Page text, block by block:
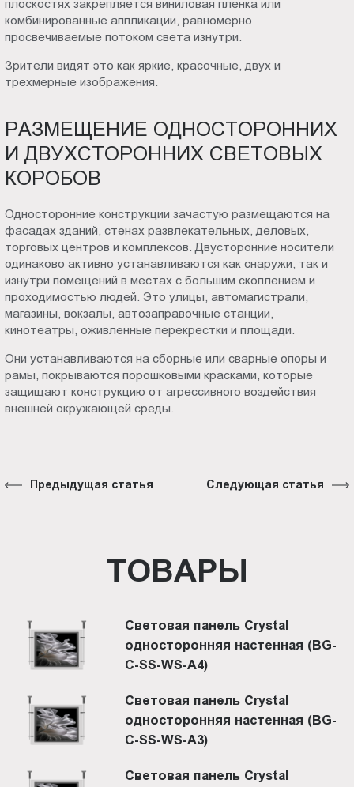
плоскостях закрепляется виниловая пленка или
комбинированные аппликации, равномерно
просвечиваемые потоком света изнутри.
Зрители видят это как яркие, красочные, двух и
трехмерные изображения.
РАЗМЕЩЕНИЕ ОДНОСТОРОННИХ
И ДВУХСТОРОННИХ СВЕТОВЫХ
КОРОБОВ
Односторонние конструкции зачастую размещаются на
фасадах зданий, стенах развлекательных, деловых,
торговых центров и комплексов. Двусторонние носители
одинаково активно устанавливаются как снаружи, так и
изнутри помещений в местах с большим скоплением и
проходимостью людей. Это улицы, автомагистрали,
магазины, вокзалы, автозаправочные станции,
кинотеатры, оживленные перекрестки и площади.
Они устанавливаются на сборные или сварные опоры и
рамы, покрываются порошковыми красками, которые
защищают конструкцию от агрессивного воздействия
внешней окружающей среды.
Предыдущая статья Следующая статья
ТОВАРЫ
Световая панель Crystal
односторонняя настенная (BG-
C-SS-WS-A4)
Световая панель Crystal
односторонняя настенная (BG-
C-SS-WS-A3)
Световая панель Crystal